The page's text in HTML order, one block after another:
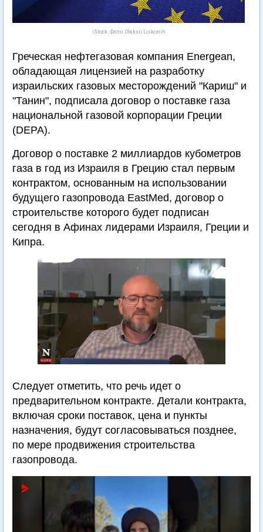
iStock. Фото: Oleksii Liskonih
Греческая нефтегазовая компания Energean,
обладающая лицензией на разработку
израильских газовых месторождений "Кариш" и
"Танин", подписала договор о поставке газа
национальной газовой корпорации Греции
(DEPA).
Договор о поставке 2 миллиардов кубометров
газа в год из Израиля в Грецию стал первым
контрактом, основанным на использовании
будущего газопровода EastMed, договор о
строительстве которого будет подписан
сегодня в Афинах лидерами Израиля, Греции и
Кипра.
Следует отметить, что речь идет о
предварительном контракте. Детали контракта,
включая сроки поставок, цена и пункты
назначения, будут согласовываться позднее,
по мере продвижения строительства
газопровода.